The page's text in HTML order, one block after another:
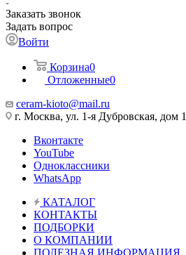
Заказать звонок
Задать вопрос
Войти
Корзина0
Отложенные0
ceram-kioto@mail.ru
г. Москва, ул. 1-я Дубровская, дом
Вконтакте
YouTube
Одноклассники
WhatsApp
КАТАЛОГ
КОНТАКТЫ
ПОДБОРКИ
О КОМПАНИИ
ПОЛЕЗНАЯ ИНФОРМАЦИЯ